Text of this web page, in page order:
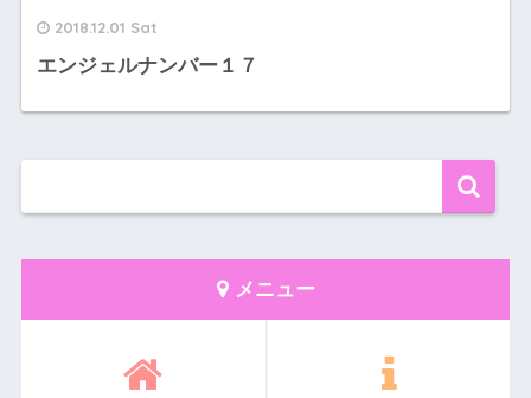
2018.12.01 Sat
エンジェルナンバー１７
メニュー